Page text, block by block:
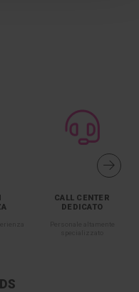
CALL CENTER
DEDICATO